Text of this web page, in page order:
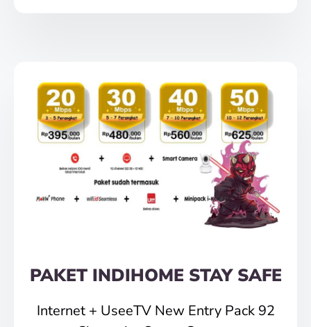
PAKET INDIHOME STAY SAFE
Internet + UseeTV New Entry Pack 92